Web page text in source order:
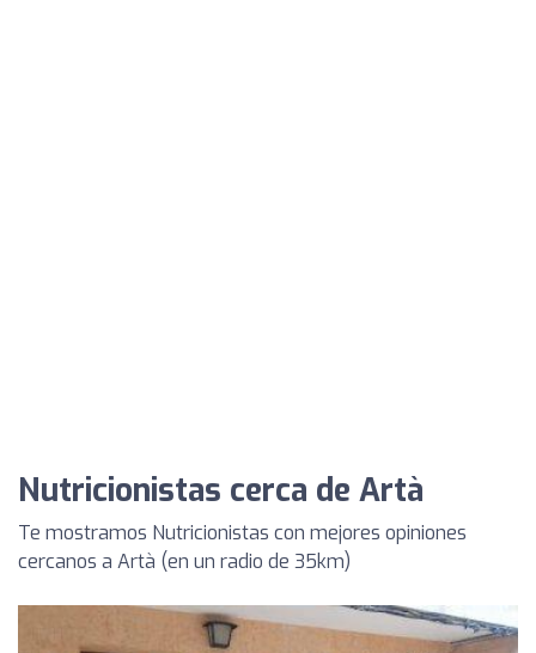
Nutricionistas cerca de Artà
Te mostramos Nutricionistas con mejores opiniones
cercanos a Artà (en un radio de 35km)